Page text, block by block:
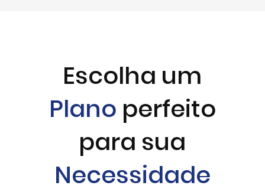
Escolha um
Plano perfeito
para sua
Necessidade